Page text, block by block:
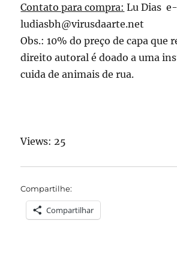
Contato para compra: Lu Dias
ludiasbh@virusdaarte.net
Obs.: 10% do preço de capa que
direito autoral é doado a uma
cuida de animais de rua.
Views: 25
Compartilhe:
Compartilhar